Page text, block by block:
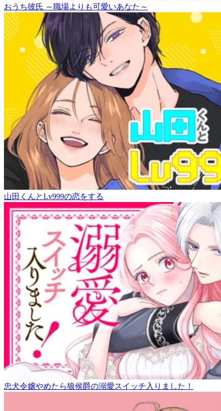
おうち彼氏 ～職場よりも可愛いあなた～
山田くんとLv999の恋をする
忠犬令嬢やめたら狼侯爵の溺愛スイッチ入りました！